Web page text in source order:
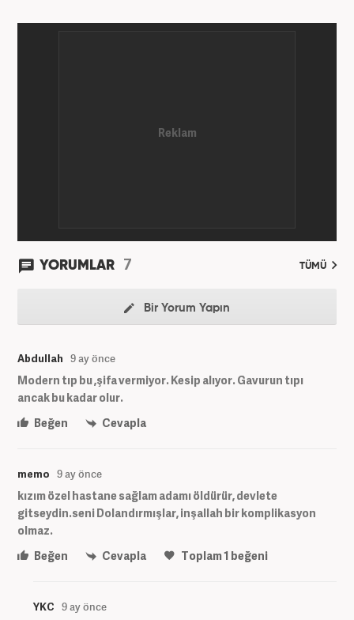
YORUMLAR 7 TÜMÜ
Bir Yorum Yapın
Abdullah 9 ay önce
Modern tıp bu ,şifa vermiyor. Kesip alıyor. Gavurun tıpı
ancak bu kadar olur.
Beğen
Cevapla
memo 9 ay önce
kızım özel hastane sağlam adamı öldürür, devlete
gitseydin.seni Dolandırmışlar, inşallah bir komplikasyon
olmaz.
Beğen
Cevapla Toplam1 beğeni
YKC 9 ay önce